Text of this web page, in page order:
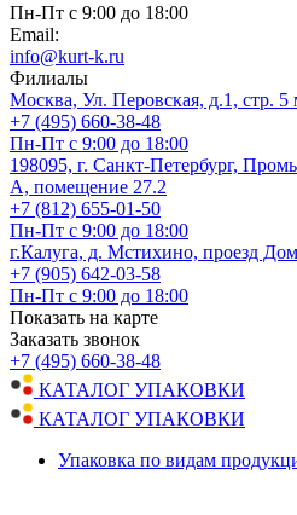
Пн-Пт с 9:00 до 18:00
Email:
info@kurt-k.ru
Филиалы
Москва, Ул. Перовская, д.1, стр. 5
+7 (495) 660-38-48
Пн-Пт с 9:00 до 18:00
198095, г. Санкт-Петербург,
А, помещение 27.2
+7 (812) 655-01-50
Пн-Пт с 9:00 до 18:00
г.Калуга, д. Мстихино, проезд
+7 (905) 642-03-58
Пн-Пт с 9:00 до 18:00
Показать на карте
Заказать звонок
+7 (495) 660-38-48
КАТАЛОГ УПАКОВКИ
КАТАЛОГ УПАКОВКИ
Упаковка по видам